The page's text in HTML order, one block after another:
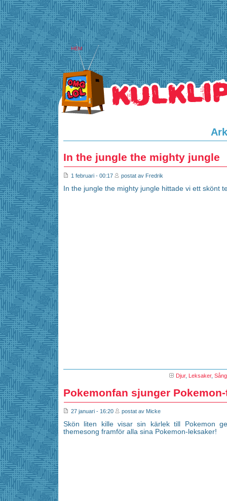
HEM
In the jungle the mighty jungle
1 februari - 00:17 postat av Fredrik
In the jungle the mighty jungle hittade vi ett skönt
Djur, Leksaker, Sång
Pokemonfan sjunger
27 januari - 16:20 postat av Micke
Skön liten kille visar sin kärlek till Pokemon
themesong framför alla sina Pokemon-leksaker!